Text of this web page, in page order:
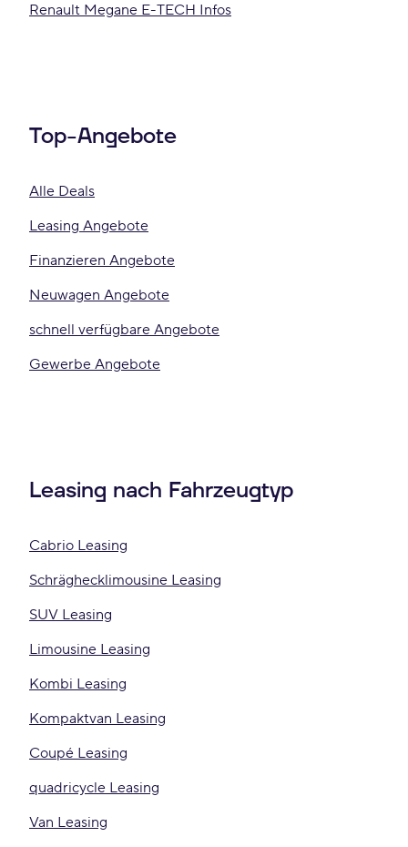
Renault Megane E-TECH Infos
Top-Angebote
Alle Deals
Leasing Angebote
Finanzieren Angebote
Neuwagen Angebote
schnell verfügbare Angebote
Gewerbe Angebote
Leasing nach Fahrzeugtyp
Cabrio Leasing
Schräghecklimousine Leasing
SUV Leasing
Limousine Leasing
Kombi Leasing
Kompaktvan Leasing
Coupé Leasing
quadricycle Leasing
Van Leasing